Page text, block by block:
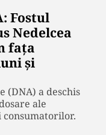
Fostul
Nedelcea
fața
și
a deschis
ale